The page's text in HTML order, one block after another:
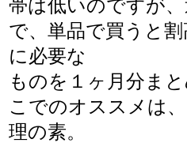
帯は低いのですが
で、単品で買うと
に必要な
ものを１ヶ月分ま
こでのオススメは
理の素。